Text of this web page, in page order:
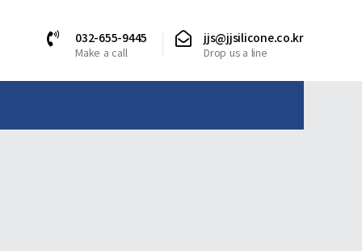
032-655-9445
Make a call
jjs@jjsilicone.co.kr
Drop us a line